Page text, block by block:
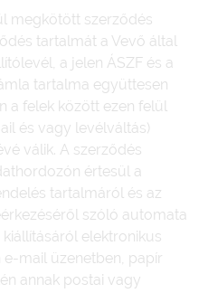
megkötött szerződés
tartalmát a Vevő által
a jelen ÁSZF és a
tartalma együttesen
a felek között ezen felül
és vagy levélváltás)
válik. A szerződés
értesül a
tartalmáról és az
szóló automata
elektronikus
mail üzenetben, papír
annak postai vagy